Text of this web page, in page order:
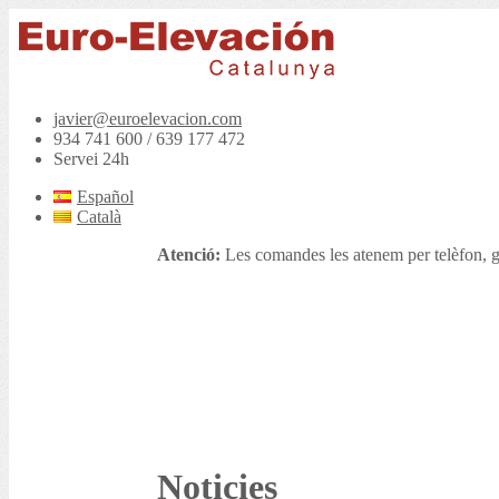
javier@euroelevacion.com
934 741 600 / 639 177 472
Servei 24h
Español
Català
Atenció: Les comandes les atenem per telèfon,
Noticies